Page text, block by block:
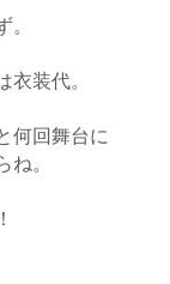
衣装代。
何回舞台に
ね。